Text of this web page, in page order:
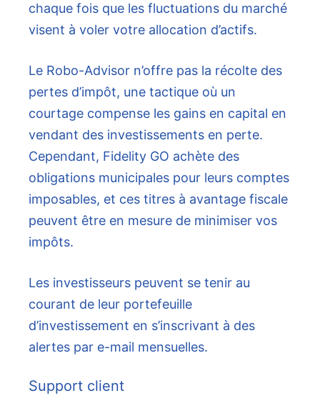
chaque fois que les fluctuations du marché
visent à voler votre allocation d’actifs.
Le Robo-Advisor n’offre pas la récolte des
pertes d’impôt, une tactique où un
courtage compense les gains en capital en
vendant des investissements en perte.
Cependant, Fidelity GO achète des
obligations municipales pour leurs comptes
imposables, et ces titres à avantage fiscale
peuvent être en mesure de minimiser vos
impôts.
Les investisseurs peuvent se tenir au
courant de leur portefeuille
d’investissement en s’inscrivant à des
alertes par e-mail mensuelles.
Support client